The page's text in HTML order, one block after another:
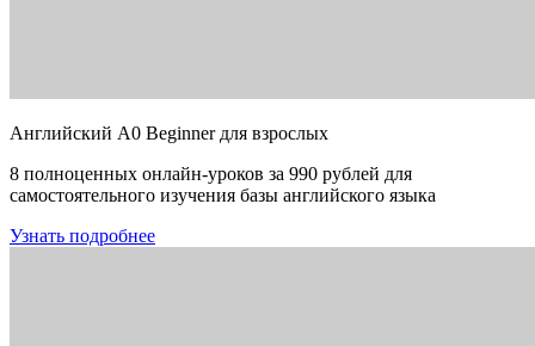
Английский A0 Beginner для взрослых
8 полноценных онлайн-уроков за 990 рублей для
самостоятельного изучения базы английского языка
Узнать подробнее